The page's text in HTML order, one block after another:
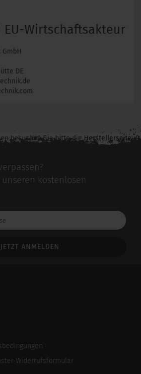
Wirtschaftsakteur
DE
besuchen Sie bitte dieHerstellerseite
kostenlosen
Widerrufsformular